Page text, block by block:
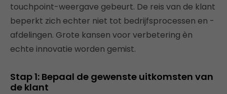
touchpoint-weergave gebeurt. De reis van de klant
beperkt zich echter niet tot bedrijfsprocessen en -
afdelingen. Grote kansen voor verbetering èn
echte innovatie worden gemist.
Stap 1: Bepaal de gewenste uitkomsten van
de klant